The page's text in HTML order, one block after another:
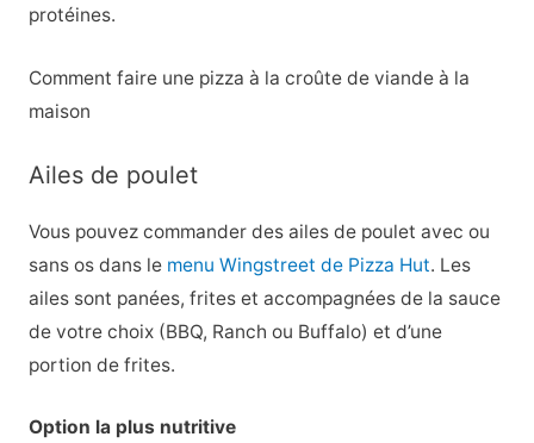
protéines.
Comment faire une pizza à la croûte de viande à la
maison
Ailes de poulet
Vous pouvez commander des ailes de poulet avec ou
sans os dans le menu Wingstreet de Pizza Hut. Les
ailes sont panées, frites et accompagnées de la sauce
de votre choix (BBQ, Ranch ou Buffalo) et d’une
portion de frites.
Option la plus nutritive